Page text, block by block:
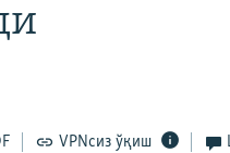
VPNсиз ўқиш